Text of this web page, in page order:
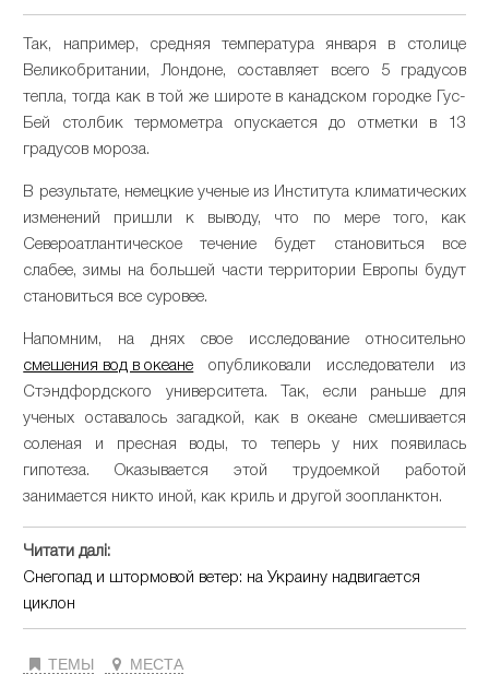
Так, например, средняя температура января в столице
Великобритании, Лондоне, составляет всего 5 градусов
тепла, тогда как в той же широте в канадском городке Гус-
Бей столбик термометра опускается до отметки в 13
градусов мороза.
В результате, немецкие ученые из Института климатических
изменений пришли к выводу, что по мере того, как
Североатлантическое течение будет становиться все
слабее, зимы на большей части территории Европы будут
становиться все суровее.
Напомним, на днях свое исследование относительно
смешения вод в океане опубликовали исследователи из
Стэндфордского университета. Так, если раньше для
ученых оставалось загадкой, как в океане смешивается
соленая и пресная воды, то теперь у них появилась
гипотеза. Оказывается этой трудоемкой работой
занимается никто иной, как криль и другой зоопланктон.
Читати далі:
Снегопад и штормовой ветер: на Украину надвигается
циклон
ТЕМЫ МЕСТА